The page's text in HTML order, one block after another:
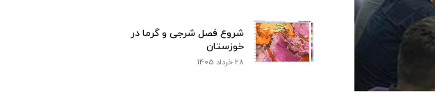
شروع فصل شرجی و گرما در
خوزستان
28 خرداد 1405